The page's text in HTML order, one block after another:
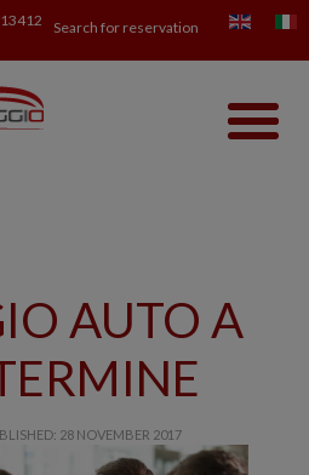
Search for reservation
AUTO A
28 NOVEMBER 2017